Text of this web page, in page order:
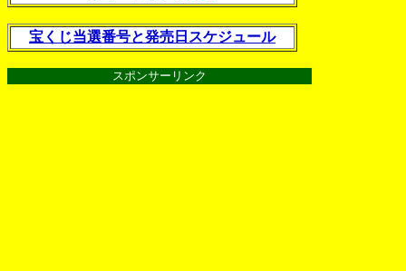
宝くじ当選番号と発売日スケジュール
スポンサーリンク